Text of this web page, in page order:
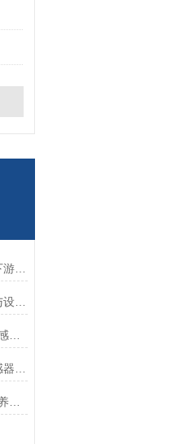
McDaniel 压力表在安全泄放阀上下游压力监测中的应用
McDaniel 压力表能确保系统安全与设备寿命延长
如何通过高压灭菌器有效减少医院感染风险？
DEUBLIN(杜博林)旋转接头如何保养？需要注意哪些事项？